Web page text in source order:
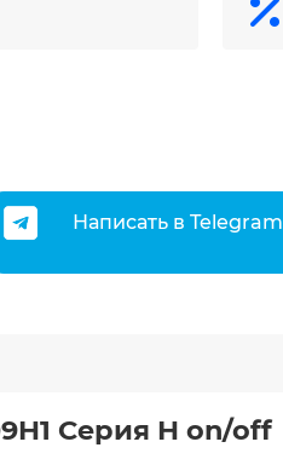
Написать в Telegram
Серия H on/off